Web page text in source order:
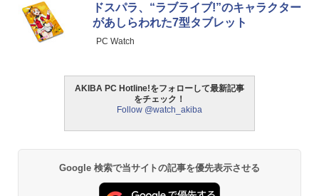
ドスパラ、“ラブライブ!”のキャラクター
があしらわれた7型タブレット
PC Watch
AKIBA PC Hotline!をフォローして最新記事
をチェック！
Follow @watch_akiba
Google 検索で当サイトの記事を優先表示させる